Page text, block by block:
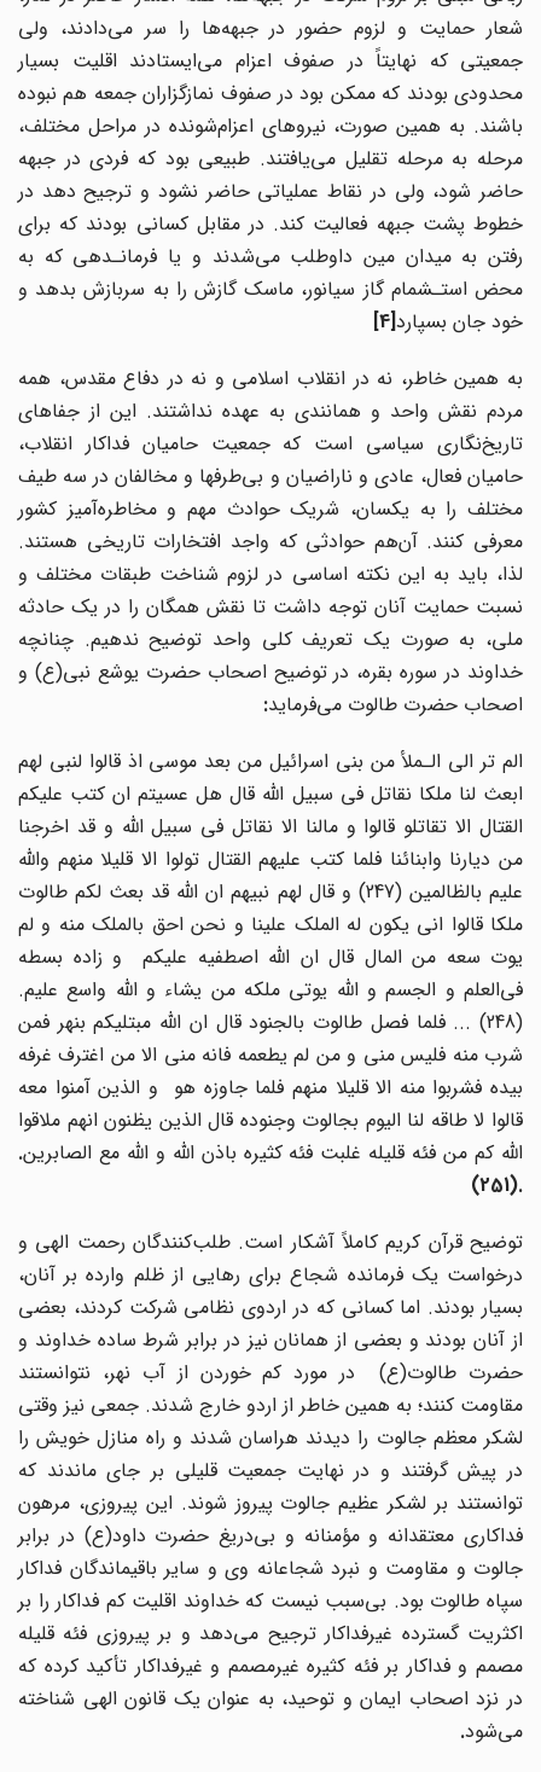
شعار حمایت و لزوم حضور در جبهه‌ها را سر می‌دادند، ولی
جمعیتی که نهایتاً در صفوف اعزام می‌ایستادند اقلیت بسیار
محدودی بودند که ممکن بود در صفوف نمازگزاران جمعه هم نبوده
باشند. به همین صورت، نیروهای اعزامشونده در مراحل مختلف،
مرحله به مرحله تقلیل می‌یافتند. طبیعی بود که فردی در جبهه
حاضر شود، ولی در نقاط عملیاتی حاضر نشود و ترجیح دهد در
خطوط پشت جبهه فعالیت کند. در مقابل کسانی بودند که برای
رفتن به میدان مین داوطلب میشدند و یا فرمانـدهی که به
محض استـشمام گاز سیانور، ماسک گازش را به سربازش بدهد و
خود جان بسپارد[4]
به همین خاطر، نه در انقلاب اسلامی و نه در دفاع مقدس، همه
مردم نقش واحد و همانندی به عهده نداشتند. این از جفاهای
تاریخ‌نگاری سیاسی است که جمعیت حامیان فداکار انقلاب،
حامیان فعال، عادی و ناراضیان و بی‌طرفها و مخالفان در سه طیف
مختلف را به یکسان، شریک حوادث مهم و مخاطره‌آمیز کشور
معرفی کنند. آنهم حوادثی که واجد افتخارات تاریخی هستند.
لذا،‌ باید به این نکته اساسی در لزوم شناخت طبقات مختلف و
نسبت حمایت آنان توجه داشت تا نقش همگان را در یک حادثه
ملی، به صورت یک تعریف کلی واحد توضیح ندهیم. چنانچه
خداوند در سوره بقره، در توضیح اصحاب حضرت یوشع نبی(ع) و
اصحاب حضرت طالوت می‌فرماید:
الم تر الی الـملأ من بنی اسرائیل من بعد موسی اذ قالوا لنبی لهم
ابعث لنا ملکا نقاتل فی سبیل الله قال هل عسیتم ان کتب علیکم
القتال الا تقاتلو قالوا و مالنا الا نقاتل فی سبیل الله و قد اخرجنا
من دیارنا وابنائنا فلما کتب علیهم القتال تولوا الا قلیلا منهم والله
علیم بالظالمین (247) و قال لهم نبیهم ان الله قد بعث لکم طالوت
ملکا قالوا انی یکون له الملک علینا و نحن احق بالملک منه و لم
یوت سعه من المال قال ان الله اصطفیه علیکم و زاده بسطه
فی‌العلم و الجسم و الله یوتی ملکه من یشاء و الله واسع علیم.
(248) ... فلما فصل طالوت بالجنود قال ان‌ الله مبتلیکم بنهر فمن
شرب منه فلیس منی و من لم یطعمه فانه منی الا من اغترف غرفه
بیده فشربوا منه الا قلیلا منهم فلما جاوزه هو و الذین آمنوا معه
قالوا لا طاقه لنا الیوم بجالوت وجنوده قال الذین یظنون انهم ملاقوا
الله کم من فئه قلیله غلبت فئه کثیره باذن الله و الله مع الصابرین.
(251).
توضیح قرآن کریم کاملاً آشکار است. طلب‌کنندگان رحمت الهی و
درخواست یک فرمانده شجاع برای رهایی از ظلم وارده بر آنان،
بسیار بودند. اما کسانی که در اردوی نظامی شرکت کردند، بعضی
از آنان بودند و بعضی از همانان نیز در برابر شرط ساده خداوند و
حضرت طالوت(ع) ‌ در مورد کم خوردن از آب نهر، نتوانستند
مقاومت کنند؛ به همین خاطر از اردو خارج شدند. جمعی نیز وقتی
لشکر معظم جالوت را دیدند هراسان شدند و راه منازل خویش را
در پیش گرفتند و در نهایت جمعیت قلیلی بر جای ماندند که
توانستند بر لشکر عظیم جالوت پیروز شوند. این پیروزی، مرهون
فداکاری معتقدانه و مؤمنانه و بی‌دریغ حضرت داود(ع)‌ در برابر
جالوت و مقاومت و نبرد شجاعانه وی و سایر باقیماندگان فداکار
سپاه طالوت بود. بی‌سبب نیست که خداوند اقلیت کم فداکار را بر
اکثریت گسترده غیرفداکار ترجیح میدهد و بر پیروزی فئه قلیله
مصمم و فداکار بر فئه کثیره غیرمصمم و غیرفداکار تأکید کرده که
در نزد اصحاب ایمان و توحید، به عنوان یک قانون الهی شناخته
میشود.